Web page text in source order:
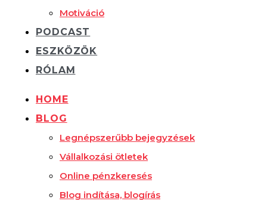
Motiváció
PODCAST
ESZKÖZÖK
RÓLAM
HOME
BLOG
Legnépszerűbb bejegyzések
Vállalkozási ötletek
Online pénzkeresés
Blog indítása, blogírás